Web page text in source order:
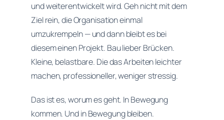
und weiterentwickelt wird. Geh nicht mit dem
Ziel rein, die Organisation einmal
umzukrempeln — und dann bleibt es bei
diesem einen Projekt. Bau lieber Brücken.
Kleine, belastbare. Die das Arbeiten leichter
machen, professioneller, weniger stressig.
Das ist es, worum es geht. In Bewegung
kommen. Und in Bewegung bleiben.